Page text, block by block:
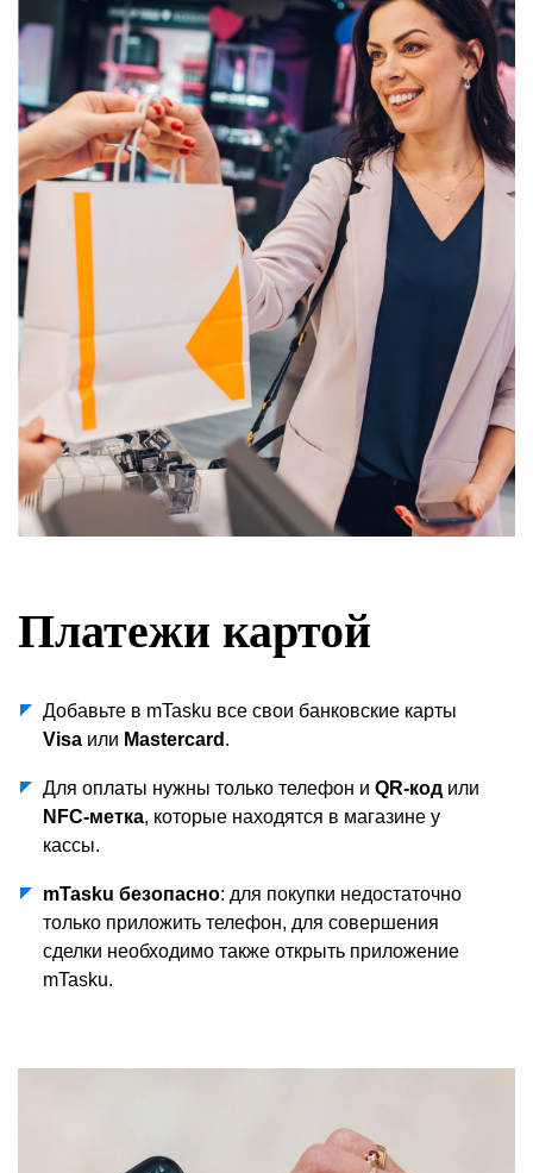
Платежи картой
Добавьте в mTasku все свои банковские карты
Visaили Mastercard .
Для оплаты нужны только телефон и QR-кодили
NFC-метка, которые находятся в магазине у
кассы.
mTasku безопасно: для покупки недостаточно
только приложить телефон, для совершения
сделки необходимо также открыть приложение
mTasku.